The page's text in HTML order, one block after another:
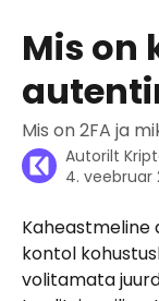
Mis on
Mis on 2FA ja
Autorilt
4. veebruar
kontol
volitamata